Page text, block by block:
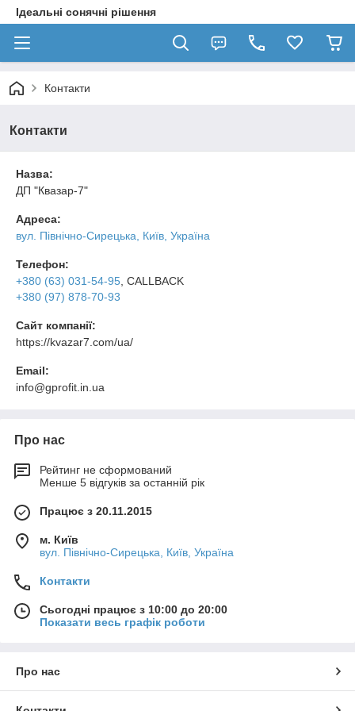
Ідеальні сонячні рішення
Контакти
Контакти
Назва:
ДП "Квазар-7"
Адреса:
вул. Північно-Сирецька, Київ, Україна
Телефон:
+380 (63) 031-54-95 , CALLBACK
+380 (97) 878-70-93
Сайт компанії:
https://kvazar7.com/ua/
Email:
info@gprofit.in.ua
Про нас
Рейтинг не сформований
Менше 5 відгуків за останній рік
Працює з 20.11.2015
м. Київ
вул. Північно-Сирецька, Київ, Україна
Контакти
Сьогодні працює з 10:00 до 20:00
Показати весь графік роботи
Про нас